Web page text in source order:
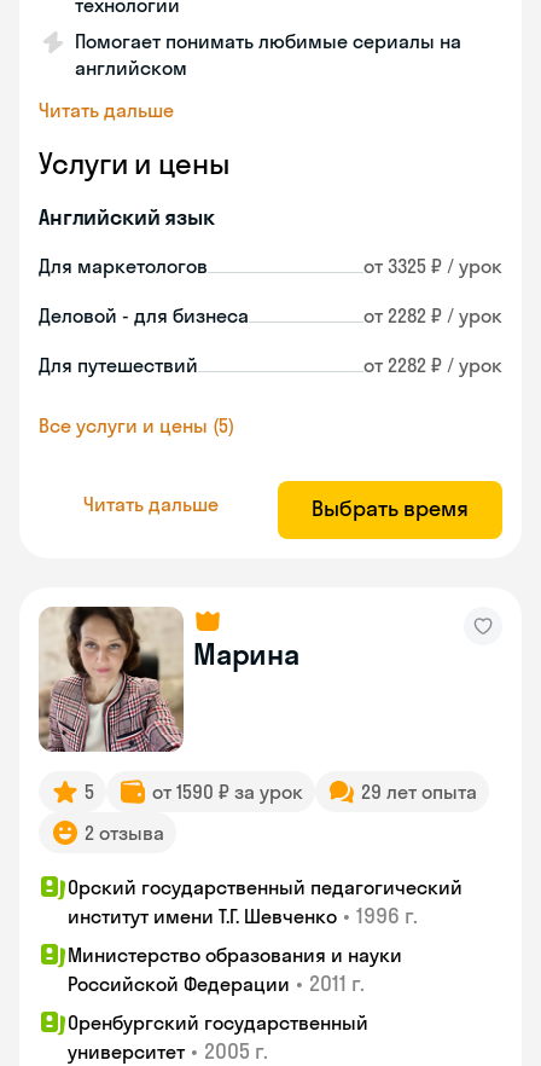
технологии
Помогает понимать любимые сериалы на
английском
Читать дальше
Услуги и цены
Английский язык
Для маркетологов от 3325 ₽ / урок
Деловой - для бизнеса от 2282 ₽ / урок
Для путешествий от 2282 ₽ / урок
Все услуги и цены (5)
Читать дальше Выбрать время
Марина
5 от 1590 ₽ за урок
29 лет опыта
2 отзыва
Орский государственный педагогический
институт имени Т.Г. Шевченко • 1996 г.
Министерство образования и науки
Российской Федерации • 2011 г.
Оренбургский государственный
университет • 2005 г.